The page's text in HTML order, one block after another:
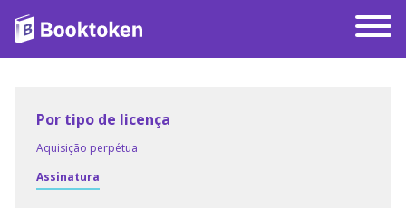
Por tipo de licença
Aquisição perpétua
Assinatura